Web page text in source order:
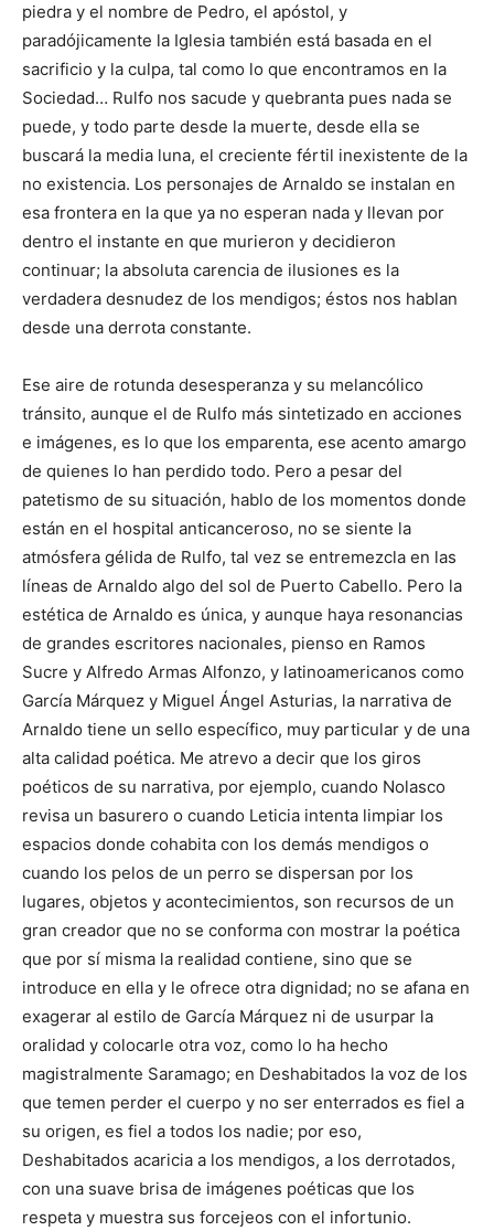
piedra y el nombre de Pedro, el apóstol, y
paradójicamente la Iglesia también está basada en el
sacrificio y la culpa, tal como lo que encontramos en la
Sociedad… Rulfo nos sacude y quebranta pues nada se
puede, y todo parte desde la muerte, desde ella se
buscará la media luna, el creciente fértil inexistente de la
no existencia. Los personajes de Arnaldo se instalan en
esa frontera en la que ya no esperan nada y llevan por
dentro el instante en que murieron y decidieron
continuar; la absoluta carencia de ilusiones es la
verdadera desnudez de los mendigos; éstos nos hablan
desde una derrota constante.
Ese aire de rotunda desesperanza y su melancólico
tránsito, aunque el de Rulfo más sintetizado en acciones
e imágenes, es lo que los emparenta, ese acento amargo
de quienes lo han perdido todo. Pero a pesar del
patetismo de su situación, hablo de los momentos donde
están en el hospital anticanceroso, no se siente la
atmósfera gélida de Rulfo, tal vez se entremezcla en las
líneas de Arnaldo algo del sol de Puerto Cabello. Pero la
estética de Arnaldo es única, y aunque haya resonancias
de grandes escritores nacionales, pienso en Ramos
Sucre y Alfredo Armas Alfonzo, y latinoamericanos como
García Márquez y Miguel Ángel Asturias, la narrativa de
Arnaldo tiene un sello específico, muy particular y de una
alta calidad poética. Me atrevo a decir que los giros
poéticos de su narrativa, por ejemplo, cuando Nolasco
revisa un basurero o cuando Leticia intenta limpiar los
espacios donde cohabita con los demás mendigos o
cuando los pelos de un perro se dispersan por los
lugares, objetos y acontecimientos, son recursos de un
gran creador que no se conforma con mostrar la poética
que por sí misma la realidad contiene, sino que se
introduce en ella y le ofrece otra dignidad; no se afana en
exagerar al estilo de García Márquez ni de usurpar la
oralidad y colocarle otra voz, como lo ha hecho
magistralmente Saramago; en Deshabitados la voz de los
que temen perder el cuerpo y no ser enterrados es fiel a
su origen, es fiel a todos los nadie; por eso,
Deshabitados acaricia a los mendigos, a los derrotados,
con una suave brisa de imágenes poéticas que los
respeta y muestra sus forcejeos con el infortunio.